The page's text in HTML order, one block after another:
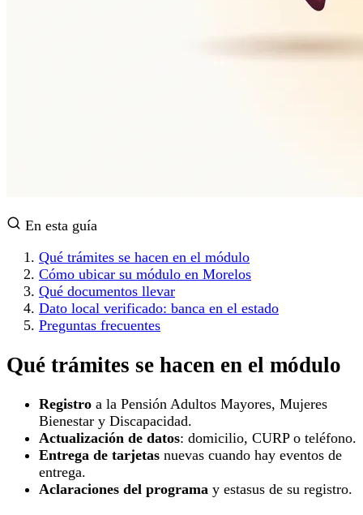
En esta guía
Qué trámites se hacen en el módulo
Cómo ubicar su módulo en Morelos
Qué documentos llevar
Dato local verificado: banca en el estado
Preguntas frecuentes
Qué trámites se hacen en el módulo
Registro a la Pensión Adultos Mayores, Mujeres
Bienestar y Discapacidad.
Actualización de datos: domicilio, CURP o teléfono.
Entrega de tarjetas nuevas cuando hay eventos de
entrega.
Aclaraciones del programa y estasus de su registro.